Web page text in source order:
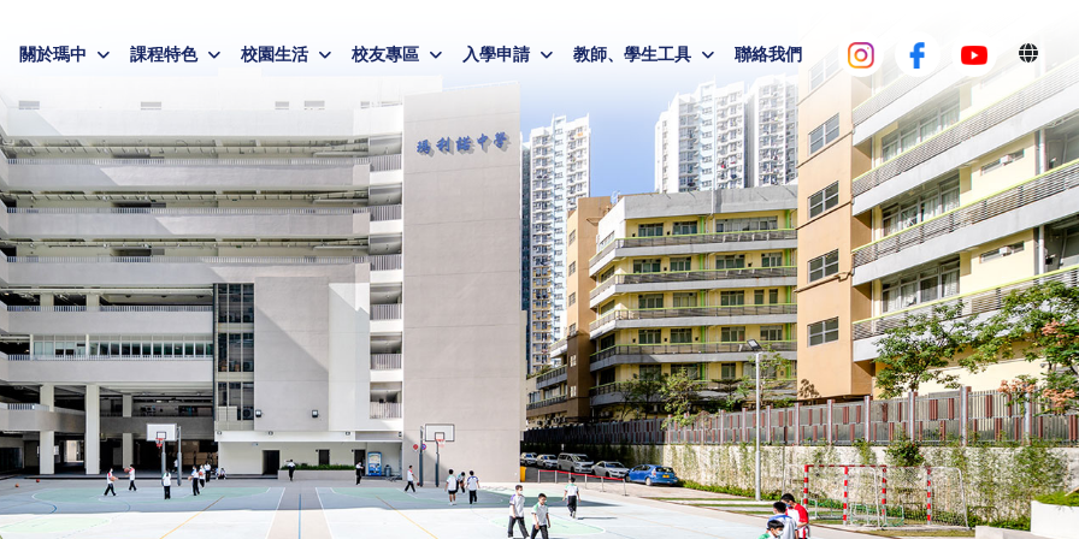
關於瑪中 課程特色 校園生活 校友專區 入學申請 教師、學生工具 聯絡我們